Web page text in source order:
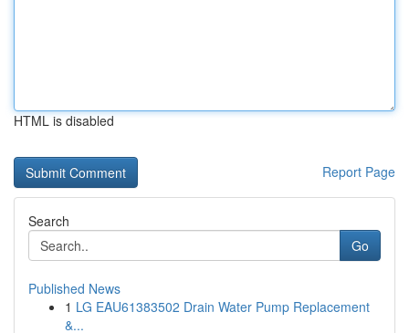
HTML is disabled
Report Page
Search
Go
Published News
1 LG EAU61383502 Drain Water Pump Replacement
&...